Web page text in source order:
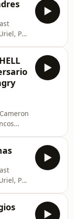
del
la
las
en la
Peli
a
qué
deje
de
todas
es un
de
de
que
Peli
a